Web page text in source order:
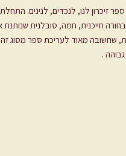
זיכרון לנו, לנכדים, לנינים.
חייכנית, חמה, סובלנית
שחשובה מאוד לעריכת ספר מסוג זה.
.